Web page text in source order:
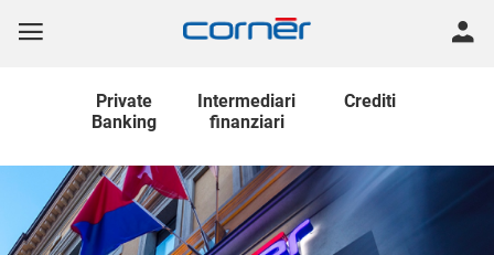
Private
Banking
Intermediari
finanziari
Crediti